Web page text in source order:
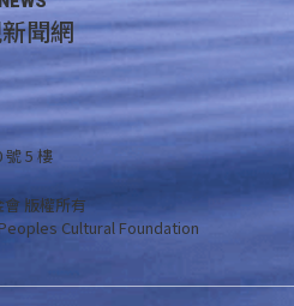
聞網
號 5 樓
版權所有
Cultural Foundation